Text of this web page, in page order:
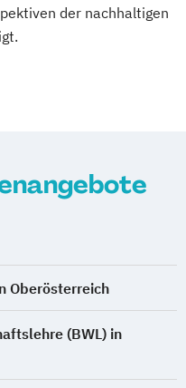
der nachhaltigen
Oberösterreich
(BWL) in